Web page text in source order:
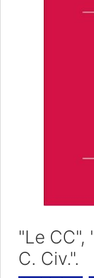
"Le CC",
C. Civ.".